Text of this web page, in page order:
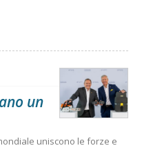
un
uniscono le forze e